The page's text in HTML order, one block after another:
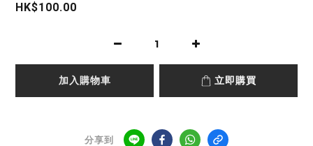
HK$100.00
加入購物車 立即購買
分享到